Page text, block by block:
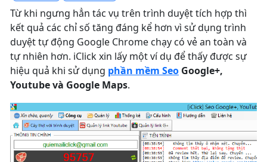
Từ khi ngưng hẳn tác vụ trên trình duyệt tích hợp thì
kết quả các chỉ số tăng đáng kể hơn vì sử dụng trình
duyệt tự động Google Chrome chạy có vẻ an toàn và
tự nhiên hơn. iClick xin lấy một ví dụ để thấy được sự
hiệu quả khi sử dụng phần mềm Seo Google+,
Youtube và Google Maps.